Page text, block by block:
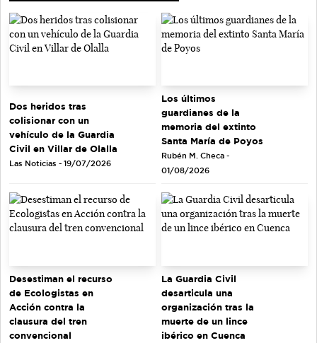
Dos heridos tras
colisionar con un
vehículo de la Guardia
Civil en Villar de Olalla
Las Noticias - 19/07/2026
Los últimos
guardianes de la
memoria del extinto
Santa María de Poyos
Rubén M. Checa -
01/08/2026
Desestiman el recurso
de Ecologistas en
Acción contra la
clausura del tren
convencional
La Guardia Civil
desarticula una
organización tras la
muerte de un lince
ibérico en Cuenca